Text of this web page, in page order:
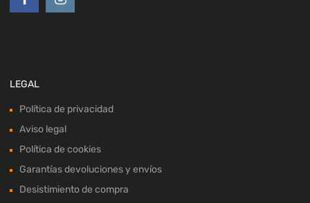
LEGAL
Política de privacidad
Aviso legal
Política de cookies
Garantías devoluciones y envíos
Desistimiento de compra